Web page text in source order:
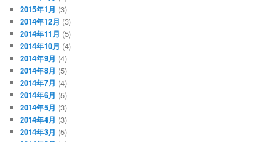
2015年1月 (3)
2014年12月 (3)
2014年11月 (5)
2014年10月 (4)
2014年9月 (4)
2014年8月 (5)
2014年7月 (4)
2014年6月 (5)
2014年5月 (3)
2014年4月 (3)
2014年3月 (5)